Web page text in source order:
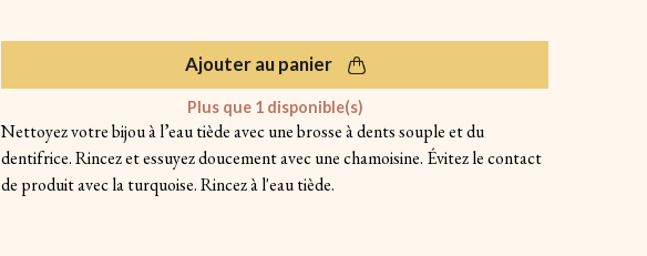
Ajouter au panier
Plus que 1disponible(s)
Nettoyez votre bijou à l’eau tiède avec une brosse à dents souple et du
dentifrice. Rincez et essuyez doucement avec une chamoisine. Évitez le contact
de produit avec la turquoise. Rincez à l'eau tiède.